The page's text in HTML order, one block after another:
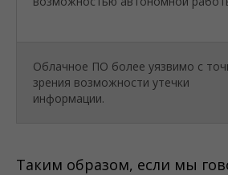
Облачное ПО более уязвимо с
зрения возможности утечки
информации.
Таким образом, если мы